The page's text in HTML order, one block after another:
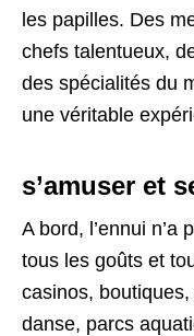
les papilles. Des
chefs talentueux,
des spécialités du
une véritable
s’amuser et
A bord, l’ennui n’a
tous les goûts et
casinos,
danse, parcs